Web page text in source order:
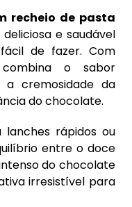
recheio de pasta
e saudável
de fazer. Com
o sabor
cremosidade da
do chocolate.
rápidos ou
entre o doce
do chocolate
irresistível para